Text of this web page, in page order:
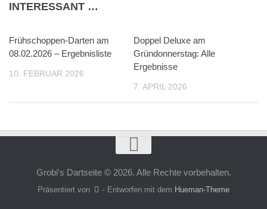
INTERESSANT …
Frühschoppen-Darten am
08.02.2026 – Ergebnisliste
10. FEBRUAR 2026
Doppel Deluxe am
Gründonnerstag: Alle
Ergebnisse
7. APRIL 2026
Grobi's Dartseite © 2026. Alle Rechte vorbehalten.
Präsentiert von - Entworfen mit dem Hueman-Theme